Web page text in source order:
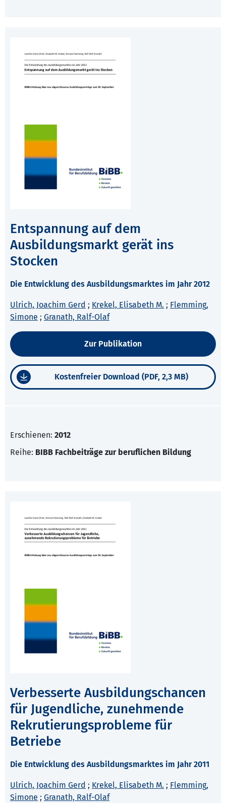
Entspannung auf dem
Ausbildungsmarkt gerät ins
Stocken
Die Entwicklung des Ausbildungsmarktes im Jahr 2012
Ulrich, Joachim Gerd ; Krekel, Elisabeth M. ; Flemming,
Simone ; Granath, Ralf-Olaf
Zur Publikation
Kostenfreier Download (PDF, 2,3 MB)
Erschienen: 2012
Reihe: BIBB Fachbeiträge zur beruflichen Bildung
Verbesserte Ausbildungschancen
für Jugendliche, zunehmende
Rekrutierungsprobleme für
Betriebe
Die Entwicklung des Ausbildungsmarktes im Jahr 2011
Ulrich, Joachim Gerd ; Krekel, Elisabeth M. ; Flemming,
Simone ; Granath, Ralf-Olaf